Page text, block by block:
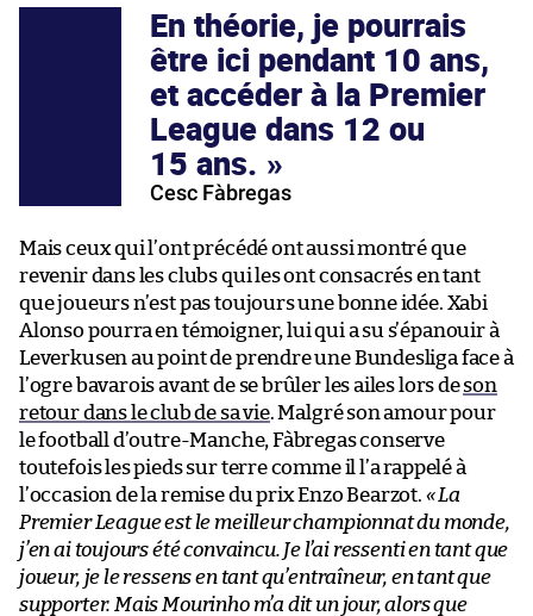
En théorie, je pourrais
être ici pendant 10 ans,
et accéder à la Premier
League dans 12 ou
15 ans.
Cesc Fàbregas
Mais ceux qui l’ont précédé ont aussi montré que
revenir dans les clubs qui les ont consacrés en tant
que joueurs n’est pas toujours une bonne idée. Xabi
Alonso pourra en témoigner, lui qui a su s’épanouir à
Leverkusen au point de prendre une Bundesliga face à
l’ogre bavarois avant de se brûler les ailes lors deson
retour dans le club de sa vie. Malgré son amour pour
le football d’outre-Manche, Fàbregas conserve
toutefois les pieds sur terre comme il l’a rappelé à
l’occasion de la remise du prix Enzo Bearzot. «La
Premier League est le meilleur championnat du monde,
j’en ai toujours été convaincu. Je l’ai ressenti en tant que
joueur, je le ressens en tant qu’entraîneur, en tant que
supporter. Mais Mourinho m’a dit un jour, alors que